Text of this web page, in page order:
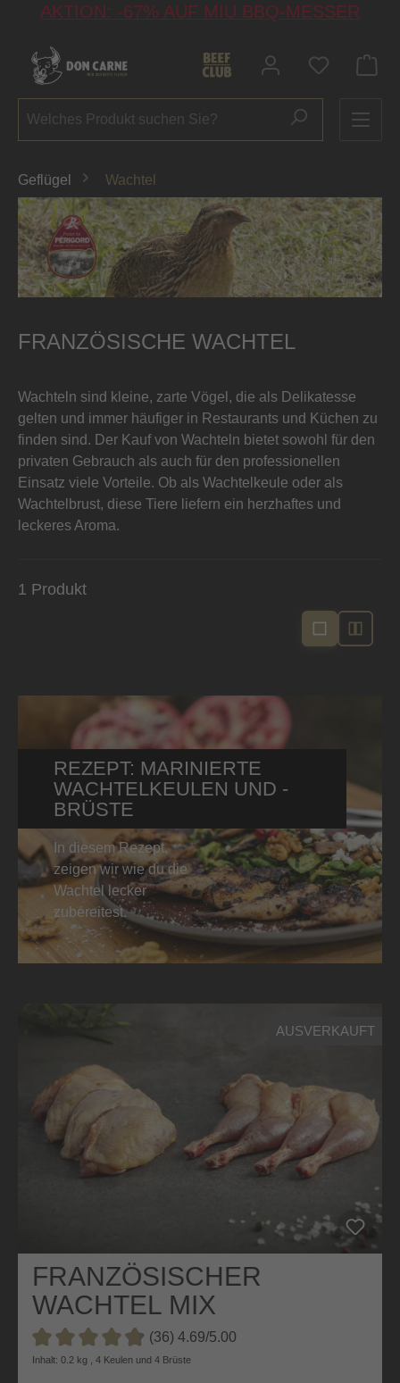
springen
AKTION: -67% AUF MIU BBQ-MESSER
Du hast 0
Geflügel Wachtel
FRANZÖSISCHE WACHTEL
Wachteln sind kleine, zarte Vögel, die als Delikatesse
gelten und immer häufiger in Restaurants und Küchen zu
finden sind. Der Kauf von Wachteln bietet sowohl für den
privaten Gebrauch als auch für den professionellen
Einsatz viele Vorteile. Ob als Wachtelkeule oder als
Wachtelbrust, diese Tiere liefern ein herzhaftes und
leckeres Aroma.
1 Produkt
REZEPT: MARINIERTE
WACHTELKEULEN UND -
BRÜSTE
In diesem Rezept,
zeigen wir wie du die
Wachtel lecker
zubereitest.
AUSVERKAUFT
FRANZÖSISCHER
WACHTEL MIX
Durchschnittliche Bewertung von 4.6 von 5 Sternen
(36) 4.69/5.00
Inhalt: 0.2 kg , 4 Keulen und 4 Brüste